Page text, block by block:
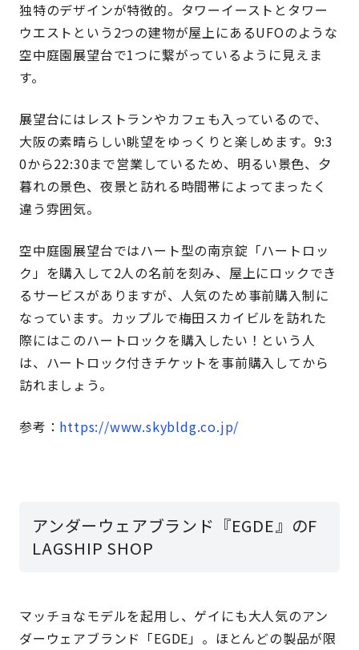
独特のデザインが特徴的。タワーイーストとタワー
ウエストという2つの建物が屋上にあるUFOのような
空中庭園展望台で1つに繋がっているように見えま
す。
展望台にはレストランやカフェも入っているので、
大阪の素晴らしい眺望をゆっくりと楽しめます。9:3
0から22:30まで営業しているため、明るい景色、夕
暮れの景色、夜景と訪れる時間帯によってまったく
違う雰囲気。
空中庭園展望台ではハート型の南京錠「ハートロッ
ク」を購入して2人の名前を刻み、屋上にロックでき
るサービスがありますが、人気のため事前購入制に
なっています。カップルで梅田スカイビルを訪れた
際にはこのハートロックを購入したい！という人
は、ハートロック付きチケットを事前購入してから
訪れましょう。
参考： https://www.skybldg.co.jp/
アンダーウェアブランド『EGDE』のF
LAGSHIP SHOP
マッチョなモデルを起用し、ゲイにも大人気のアン
ダーウェアブランド「EGDE」。ほとんどの製品が限